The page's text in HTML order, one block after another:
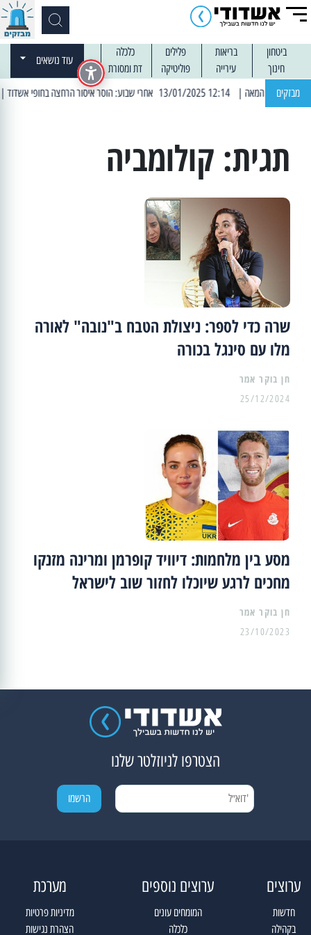
ביטחון בריאות פלילים
כלכלה
חינוך
עירייה פוליטיקה דת ומסורת
עוד נושאים
מבזקים | 12:14 13/01/2025 אחרי שבוע: הוסר איסור הרחצה בחופי אשדוד | 13:04 14/01/2025 עובדים בלילות:
תגית: קולומביה
שרה כדי לספר: ניצולת הטבח ב"נובה" לאורה
מלו עם סינגל בכורה
25/12/2024
מסע בין מלחמות: דיוויד קופרמן ומרינה מזנקו
מחכים לרגע שיוכלו לחזור שוב לישראל
23/10/2023
הצטרפו לניוזלטר שלנו
ערוצים
חדשות
בקהילה
ערוצים נוספים
המומחים עונים
כלכלה
מערכת
מדיניות פרטיות
הצהרת נגישות